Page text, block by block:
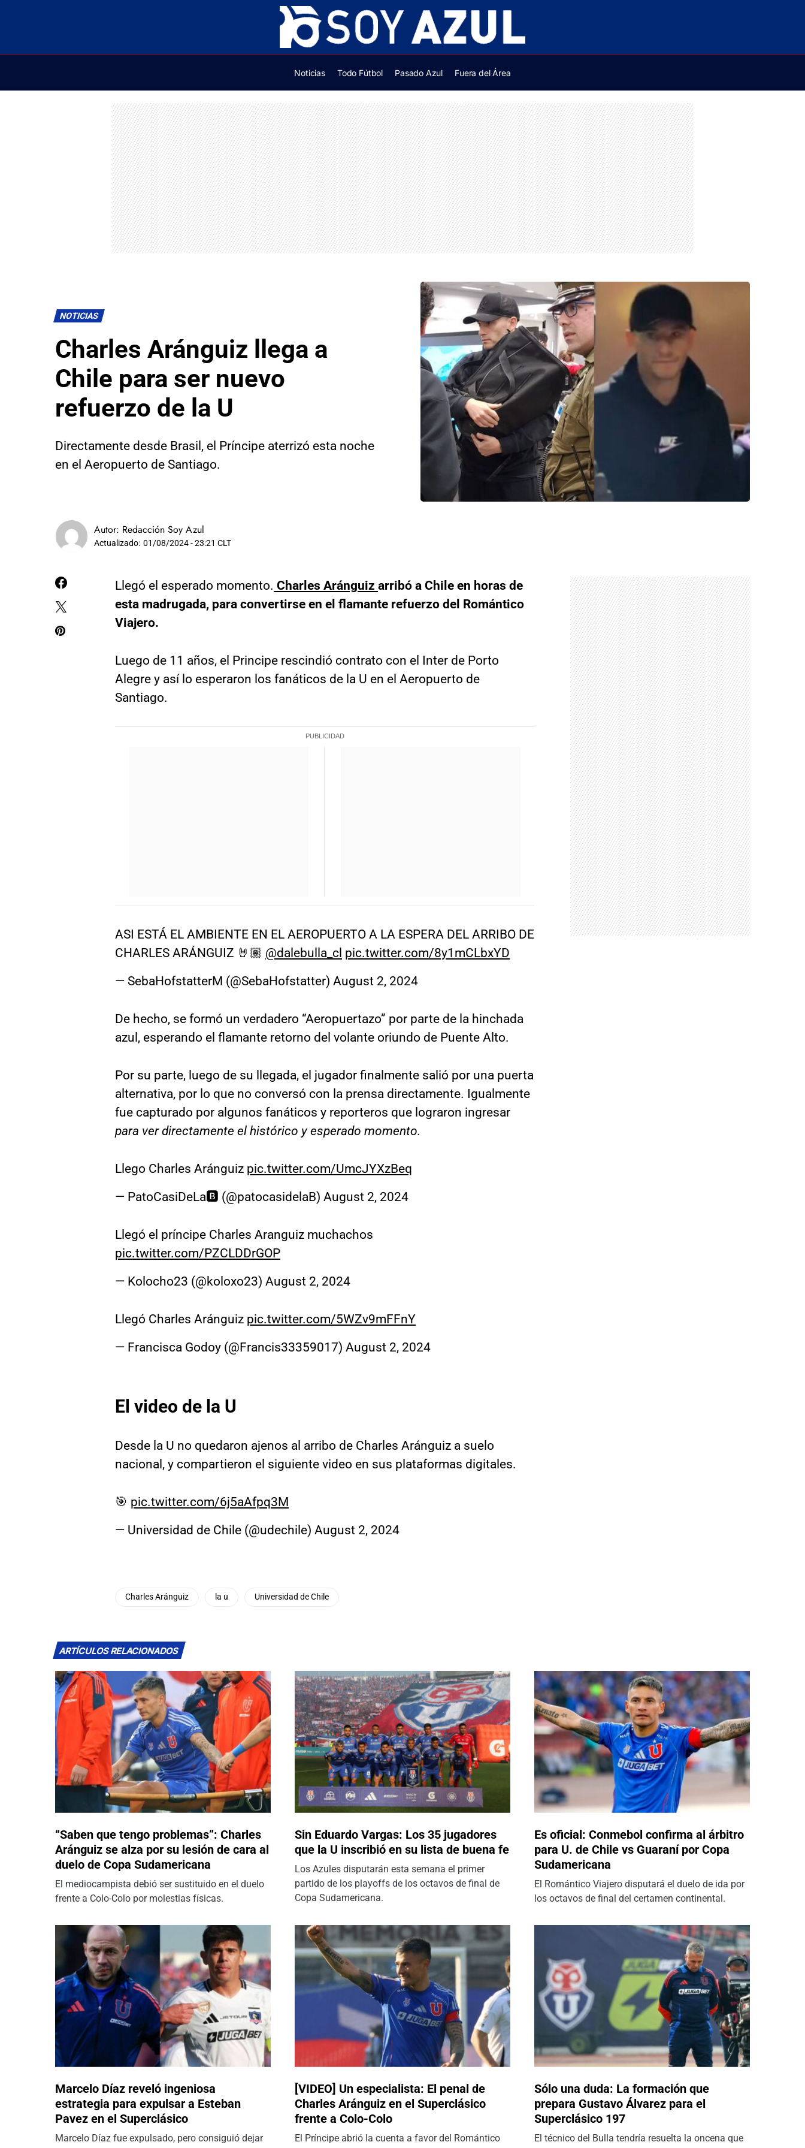
Noticias Todo Fútbol Pasado Azul Fuera del Área
NOTICIAS
Charles Aránguiz llega a
Chile para ser nuevo
refuerzo de la U
Directamente desde Brasil, el Príncipe aterrizó esta noche
en el Aeropuerto de Santiago.
Autor: Redacción Soy Azul
Actualizado: 01/08/2024 - 23:21 CLT
Llegó el esperado momento. Charles Aránguiz arribó a Chile en horas de
esta madrugada, para convertirse en el flamante refuerzo del Romántico
Viajero.
Luego de 11 años, el Principe rescindió contrato con el Inter de Porto
Alegre y así lo esperaron los fanáticos de la U en el Aeropuerto de
Santiago.
ASI ESTÁ EL AMBIENTE EN EL AEROPUERTO A LA ESPERA DEL ARRIBO DE
CHARLES ARÁNGUIZ 🤘🏽 @dalebulla_cl pic.twitter.com/8y1mCLbxYD
— SebaHofstatterM (@SebaHofstatter) August 2, 2024
De hecho, se formó un verdadero “Aeropuertazo” por parte de la hinchada
azul, esperando el flamante retorno del volante oriundo de Puente Alto.
Por su parte, luego de su llegada, el jugador finalmente salió por una puerta
alternativa, por lo que no conversó con la prensa directamente. Igualmente
fue capturado por algunos fanáticos y reporteros que lograron ingresar
para ver directamente el histórico y esperado momento.
Llego Charles Aránguiz pic.twitter.com/UmcJYXzBeq
— PatoCasiDeLa🅱️ (@patocasidelaB) August 2, 2024
Llegó el príncipe Charles Aranguiz muchachos
pic.twitter.com/PZCLDDrGOP
— Kolocho23 (@koloxo23) August 2, 2024
Llegó Charles Aránguiz pic.twitter.com/5WZv9mFFnY
— Francisca Godoy (@Francis33359017) August 2, 2024
El video de la U
Desde la U no quedaron ajenos al arribo de Charles Aránguiz a suelo
nacional, y compartieron el siguiente video en sus plataformas digitales.
🎯 pic.twitter.com/6j5aAfpq3M
— Universidad de Chile (@udechile) August 2, 2024
Charles Aránguiz la u Universidad de Chile
ARTÍCULOS RELACIONADOS
“Saben que tengo problemas”: Charles
Aránguiz se alza por su lesión de cara al
duelo de Copa Sudamericana
El mediocampista debió ser sustituido en el duelo
frente a Colo-Colo por molestias físicas.
Sin Eduardo Vargas: Los 35 jugadores
que la U inscribió en su lista de buena fe
Los Azules disputarán esta semana el primer
partido de los playoffs de los octavos de final de
Copa Sudamericana.
Es oficial: Conmebol confirma al árbitro
para U. de Chile vs Guaraní por Copa
Sudamericana
El Romántico Viajero disputará el duelo de ida por
los octavos de final del certamen continental.
Marcelo Díaz reveló ingeniosa
estrategia para expulsar a Esteban
Pavez en el Superclásico
Marcelo Díaz fue expulsado, pero consiguió dejar
[VIDEO] Un especialista: El penal de
Charles Aránguiz en el Superclásico
frente a Colo-Colo
El Príncipe abrió la cuenta a favor del Romántico
Sólo una duda: La formación que
prepara Gustavo Álvarez para el
Superclásico 197
El técnico del Bulla tendría resuelta la oncena que